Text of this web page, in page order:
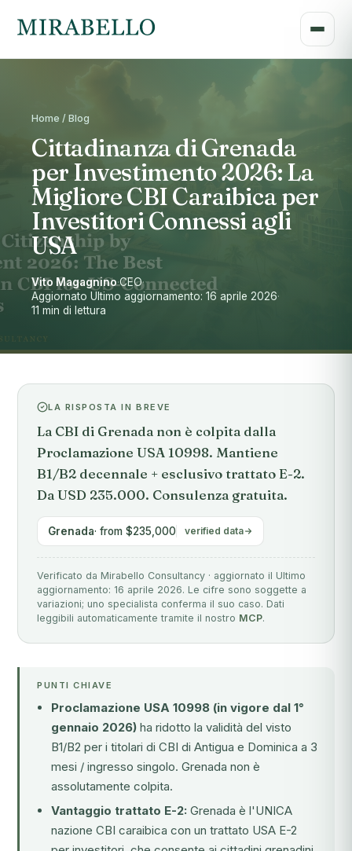
Home / Blog
Cittadinanza di Grenada
per Investimento 2026: La
Migliore CBI Caraibica per
Investitori Connessi agli
USA
Vito Magagnino·CEO·
Aggiornato Ultimo aggiornamento: 16 aprile 2026·
11 min di lettura
LA RISPOSTA IN BREVE
La CBI di Grenada non è colpita dalla
Proclamazione USA 10998. Mantiene
B1/B2 decennale + esclusivo trattato E-2.
Da USD 235.000. Consulenza gratuita.
Grenada· from $235,000 verified data
Verificato da Mirabello Consultancy · aggiornato il Ultimo
aggiornamento: 16 aprile 2026. Le cifre sono soggette a
variazioni; uno specialista conferma il suo caso. Dati
leggibili automaticamente tramite il nostro MCP.
PUNTI CHIAVE
Proclamazione USA 10998 (in vigore dal 1°
gennaio 2026) ha ridotto la validità del visto
B1/B2 per i titolari di CBI di Antigua e Dominica a 3
mesi / ingresso singolo. Grenada non è
assolutamente colpita.
Vantaggio trattato E-2: Grenada è l'UNICA
nazione CBI caraibica con un trattato USA E-2